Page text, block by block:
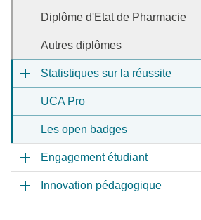
Diplôme d'Etat de Pharmacie
Autres diplômes
Statistiques sur la réussite
UCA Pro
Les open badges
Engagement étudiant
Innovation pédagogique